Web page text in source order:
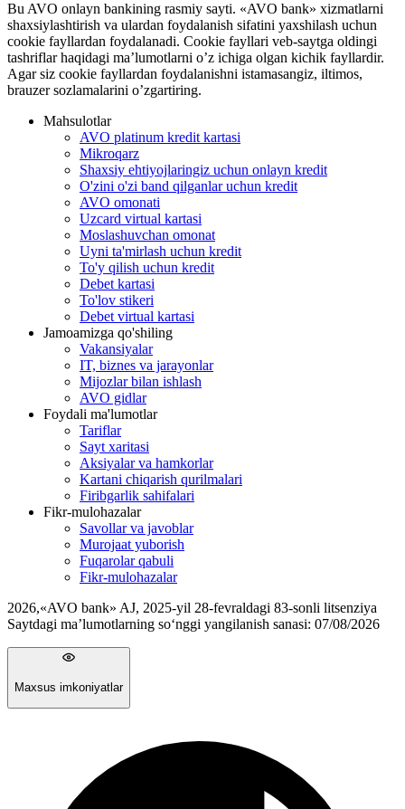
Bu AVO onlayn bankining rasmiy sayti. «AVO bank» xizmatlarni
shaxsiylashtirish va ulardan foydalanish sifatini yaxshilash uchun
cookie fayllardan foydalanadi. Cookie fayllari veb-saytga oldingi
tashriflar haqidagi ma’lumotlarni o’z ichiga olgan kichik fayllardir.
Agar siz cookie fayllardan foydalanishni istamasangiz, iltimos,
brauzer sozlamalarini o’zgartiring.
Mahsulotlar
AVO platinum kredit kartasi
Mikroqarz
Shaxsiy ehtiyojlaringiz uchun onlayn kredit
O'zini o'zi band qilganlar uchun kredit
AVO omonati
Uzcard virtual kartasi
Moslashuvchan omonat
Uyni ta'mirlash uchun kredit
To'y qilish uchun kredit
Debet kartasi
To'lov stikeri
Debet virtual kartasi
Jamoamizga qo'shiling
Vakansiyalar
IT, biznes va jarayonlar
Mijozlar bilan ishlash
AVO gidlar
Foydali ma'lumotlar
Tariflar
Sayt xaritasi
Aksiyalar va hamkorlar
Kartani chiqarish qurilmalari
Firibgarlik sahifalari
Fikr-mulohazalar
Savollar va javoblar
Murojaat yuborish
Fuqarolar qabuli
Fikr-mulohazalar
2026,«AVO bank» AJ, 2025-yil 28-fevraldagi 83-sonli litsenziya
Saytdagi ma’lumotlarning so‘nggi yangilanish sanasi: 07/08/2026
Maxsus imkoniyatlar